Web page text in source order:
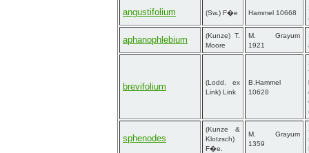
angustifolium (Sw.) F�e Hammel 10668
aphanophlebium
(Kunze) T.
Moore
M. Grayum
1921
brevifolium
(Lodd. ex
Link) Link
B.Hammel
10628
sphenodes
(Kunze &
Klotzsch)
F�e.
M. Grayum
1359